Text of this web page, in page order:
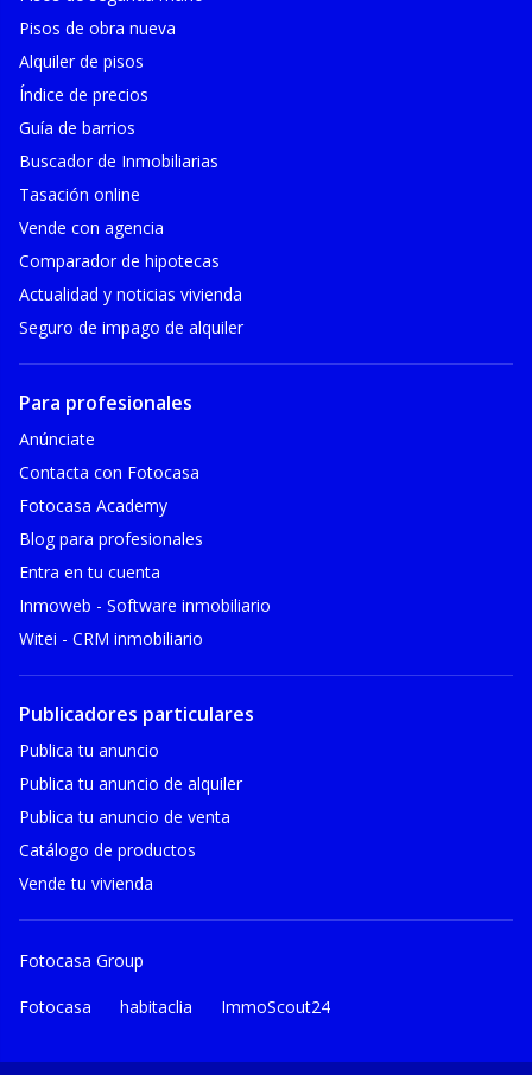
Pisos de obra nueva
Alquiler de pisos
Índice de precios
Guía de barrios
Buscador de Inmobiliarias
Tasación online
Vende con agencia
Comparador de hipotecas
Actualidad y noticias vivienda
Seguro de impago de alquiler
Para profesionales
Anúnciate
Contacta con Fotocasa
Fotocasa Academy
Blog para profesionales
Entra en tu cuenta
Inmoweb - Software inmobiliario
Witei - CRM inmobiliario
Publicadores particulares
Publica tu anuncio
Publica tu anuncio de alquiler
Publica tu anuncio de venta
Catálogo de productos
Vende tu vivienda
Fotocasa Group
Fotocasa habitaclia ImmoScout24